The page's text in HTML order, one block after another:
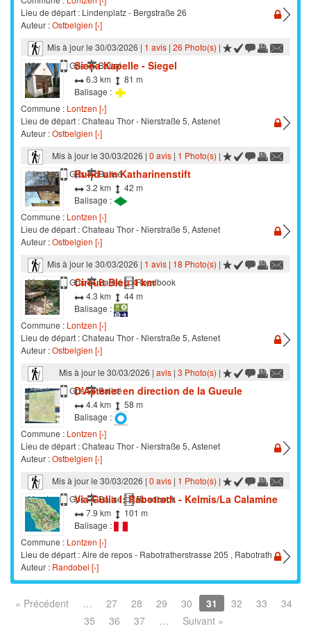
Lieu de départ : Lindenplatz - Bergstraße 26
Auteur :Ostbelgien [›]
Mis à jour le 30/03/2026 | 1 avis| 26 Photo(s) |
Marche
Gps Balisé
Siena Kapelle - Siegel
6.3 km
81 m
Balisage :
Commune : Lontzen [›]
Lieu de départ : Chateau Thor - Nierstraße 5, Astenet
Auteur :Ostbelgien [›]
Mis à jour le 30/03/2026 | 0 avis| 1 Photo(s) |
Marche
Gps Balisé
Rund um Katharinenstift
3.2 km
42 m
Balisage :
Commune : Lontzen [›]
Lieu de départ : Chateau Thor - Nierstraße 5, Astenet
Auteur :Ostbelgien [›]
Mis à jour le 30/03/2026 | 1 avis| 18 Photo(s) |
Marche
Gps Balisé Roadbook
Circuit Bleu 4 km
4.3 km
44 m
Balisage :
Commune : Lontzen [›]
Lieu de départ : Chateau Thor - Nierstraße 5, Astenet
Auteur :Ostbelgien [›]
Mis à jour le 30/03/2026 | avis| 3 Photo(s) |
Marche
Gps Balisé
D'Astenet en direction de la Gueule
4.4 km
58 m
Balisage :
Commune : Lontzen [›]
Lieu de départ : Chateau Thor - Nierstraße 5, Astenet
Auteur :Ostbelgien [›]
Mis à jour le 30/03/2026 | 0 avis| 1 Photo(s) |
Marche
Gps Balisé Roadbook
Via Gulia I: Rabotrath - Kelmis/La Calamine
7.9 km
101 m
Balisage :
Commune : Lontzen [›]
Lieu de départ : Aire de repos - Rabotratherstrasse 205 , Rabotrath
Auteur : Randobel [›]
« Précédent … 27 28 29 30 31 32 33
34
35
36 37 … Suivant »